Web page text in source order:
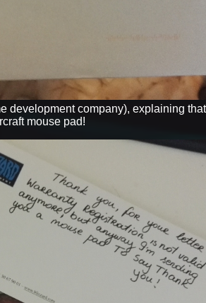
development company), explaining
mouse pad!